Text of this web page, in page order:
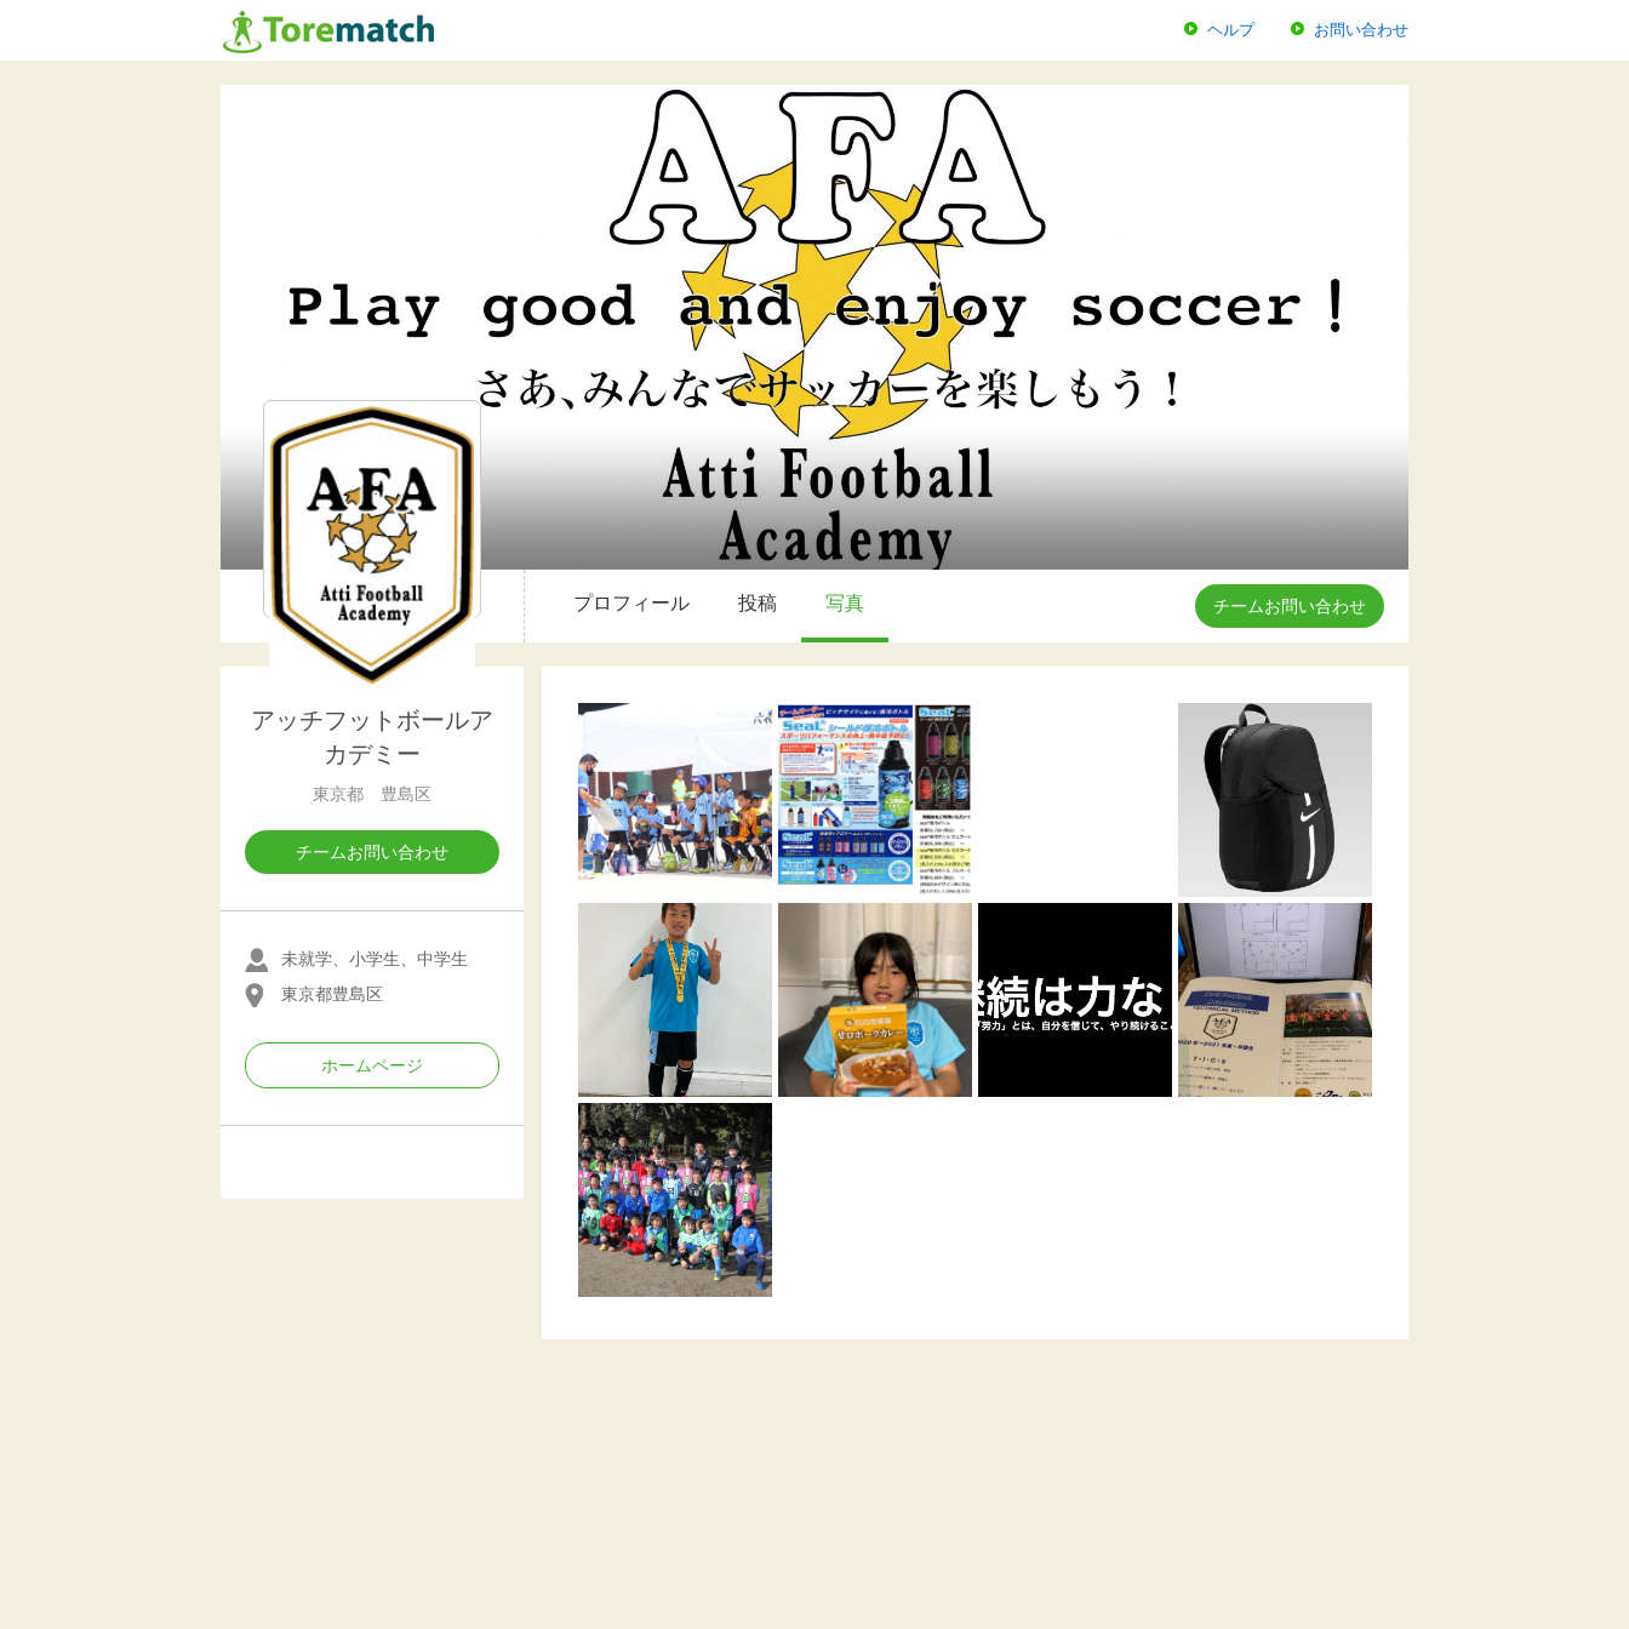
ヘルプ お問い合わせ
プロフィール 投稿 写真 チームお問い合わせ
アッチフットボールア
カデミー
東京都 豊島区
チームお問い合わせ
未就学、小学生、中学生
東京都豊島区
ホームページ